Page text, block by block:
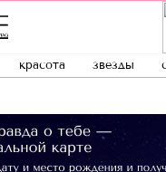
красота звезды